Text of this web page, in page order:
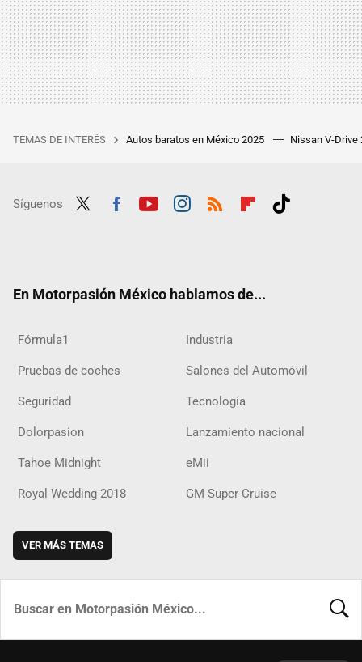
TEMAS DE INTERÉS Autos baratos en México 2025 Nissan V-Drive
Síguenos
En Motorpasión México hablamos de...
Fórmula1 Industria
Pruebas de coches Salones del Automóvil
Seguridad Tecnología
Dolorpasion Lanzamiento nacional
Tahoe Midnight eMii
Royal Wedding 2018 GM Super Cruise
VER MÁS TEMAS